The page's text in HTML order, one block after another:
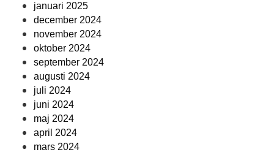
januari 2025
december 2024
november 2024
oktober 2024
september 2024
augusti 2024
juli 2024
juni 2024
maj 2024
april 2024
mars 2024